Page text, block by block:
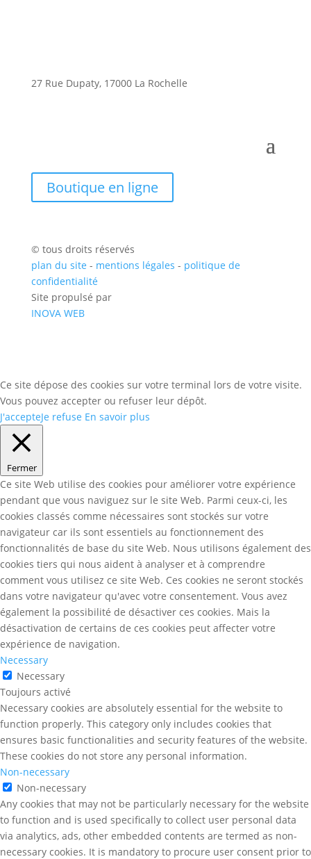
27 Rue Dupaty, 17000 La Rochelle
Boutique en ligne
© tous droits réservés
plan du site - mentions légales - politique de
confidentialité
Site propulsé par
INOVA WEB
Ce site dépose des cookies sur votre terminal lors de votre visite.
Vous pouvez accepter ou refuser leur dépôt.
J'accepteJe refuse En savoir plus
Fermer
Ce site Web utilise des cookies pour améliorer votre expérience
pendant que vous naviguez sur le site Web. Parmi ceux-ci, les
cookies classés comme nécessaires sont stockés sur votre
navigateur car ils sont essentiels au fonctionnement des
fonctionnalités de base du site Web. Nous utilisons également des
cookies tiers qui nous aident à analyser et à comprendre
comment vous utilisez ce site Web. Ces cookies ne seront stockés
dans votre navigateur qu'avec votre consentement. Vous avez
également la possibilité de désactiver ces cookies. Mais la
désactivation de certains de ces cookies peut affecter votre
expérience de navigation.
Necessary
Necessary
Toujours activé
Necessary cookies are absolutely essential for the website to
function properly. This category only includes cookies that
ensures basic functionalities and security features of the website.
These cookies do not store any personal information.
Non-necessary
Non-necessary
Any cookies that may not be particularly necessary for the website
to function and is used specifically to collect user personal data
via analytics, ads, other embedded contents are termed as non-
necessary cookies. It is mandatory to procure user consent prior to